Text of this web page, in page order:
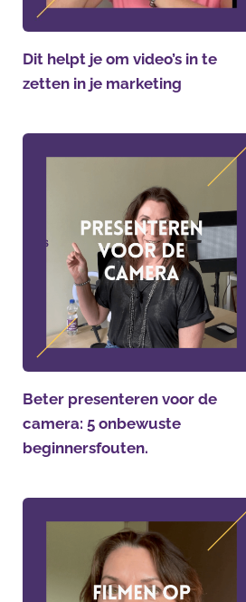
Dit helpt je om video’s in te
zetten in je marketing
Beter presenteren voor de
camera: 5 onbewuste
beginnersfouten.